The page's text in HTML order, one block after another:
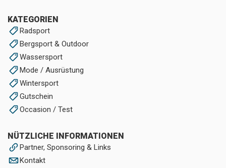
KATEGORIEN
Radsport
Bergsport & Outdoor
Wassersport
Mode / Ausrüstung
Wintersport
Gutschein
Occasion / Test
NÜTZLICHE INFORMATIONEN
Partner, Sponsoring & Links
Kontakt